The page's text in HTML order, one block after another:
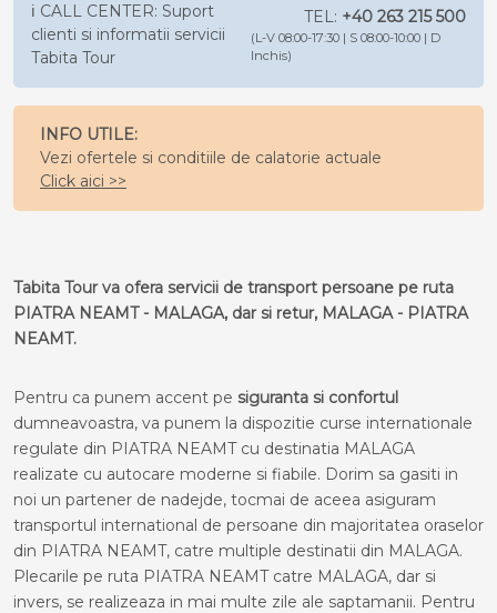
ℹ️ CALL CENTER: Suport
clienti si informatii servicii
Tabita Tour
TEL: +40 263 215 500
(L-V 08:00-17:30 | S 08:00-10:00 | D
Inchis)
INFO UTILE:
Vezi ofertele si conditiile de calatorie actuale
Click aici >>
Tabita Tour va ofera servicii de transport persoane pe ruta
PIATRA NEAMT - MALAGA, dar si retur, MALAGA - PIATRA
NEAMT.
Pentru ca punem accent pe siguranta si confortul
dumneavoastra, va punem la dispozitie curse internationale
regulate din PIATRA NEAMT cu destinatia MALAGA
realizate cu autocare moderne si fiabile. Dorim sa gasiti in
noi un partener de nadejde, tocmai de aceea asiguram
transportul international de persoane din majoritatea oraselor
din PIATRA NEAMT, catre multiple destinatii din MALAGA.
Plecarile pe ruta PIATRA NEAMT catre MALAGA, dar si
invers, se realizeaza in mai multe zile ale saptamanii. Pentru